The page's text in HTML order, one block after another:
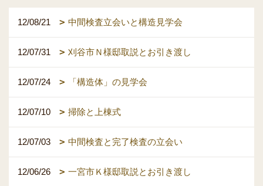
12/08/21 中間検査立会いと構造見学会
12/07/31 刈谷市Ｎ様邸取説とお引き渡し
12/07/24 「構造体」の見学会
12/07/10 掃除と上棟式
12/07/03 中間検査と完了検査の立会い
12/06/26 一宮市Ｋ様邸取説とお引き渡し